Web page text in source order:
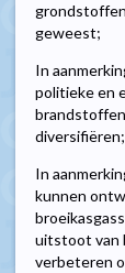
geweest;
In
politieke en
diversifiëren;
In
kunnen
uitstoot van
verbeteren